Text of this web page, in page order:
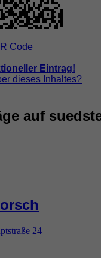
Code
Eintrag!
dieses Inhaltes?
auf
24